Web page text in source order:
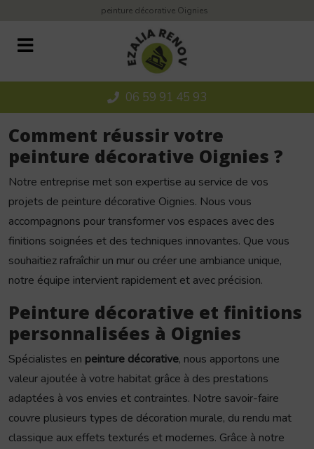
peinture décorative Oignies
06 59 91 45 93
Comment réussir votre
peinture décorative Oignies ?
Notre entreprise met son expertise au service de vos
projets de peinture décorative Oignies. Nous vous
accompagnons pour transformer vos espaces avec des
finitions soignées et des techniques innovantes. Que vous
souhaitiez rafraîchir un mur ou créer une ambiance unique,
notre équipe intervient rapidement et avec précision.
Peinture décorative et finitions
personnalisées à Oignies
Spécialistes en peinture décorative, nous apportons une
valeur ajoutée à votre habitat grâce à des prestations
adaptées à vos envies et contraintes. Notre savoir-faire
couvre plusieurs types de décoration murale, du rendu mat
classique aux effets texturés et modernes. Grâce à notre
Panneau de gestion des cookies